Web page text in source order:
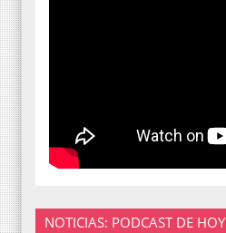
NOTICIAS: PODCAST DE HOY